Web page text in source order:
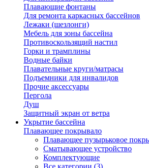
Плавающие фонтаны
Для ремонта каркасных бассейнов
Лежаки (шезлонги)
Мебель для зоны бассейна
Противоскользящий настил
Горки и трамплины
Водные байки
Плавательные круги/матрасы
Подъемники для инвалидов
Прочие аксессуары
Пергола
Душ
Защитный экран от ветра
Укрытие бассейна
Плавающее покрывало
Плавающее пузырьковое
Сматывающее устройство
Комплектующие
Все категории (3)